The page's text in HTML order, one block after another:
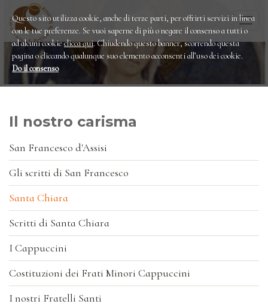
Il nostro carisma
San Francesco d'Assisi
Gli scritti di San Francesco
Santa Chiara
Scritti di Santa Chiara
I Cappuccini
Costituzioni dei Frati Minori Cappuccini
I nostri Fratelli Santi
Questo sito utilizza cookie, anche di terze parti, per offrirti servizi in linea
con le tue preferenze. Se vuoi saperne di più o negare il consenso a tutti o
ad alcuni cookieclicca qui. Chiudendo questo banner, scorrendo questa
pagina o cliccando qualunque suo elemento acconsenti all’uso dei cookie.
Do il consenso